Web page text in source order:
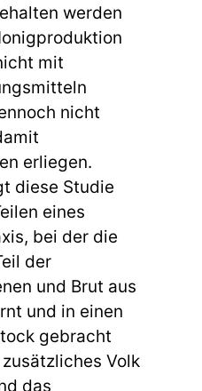
werden
mit
nicht
erliegen.
diese Studie
eines
bei der die
der
und Brut aus
und in einen
gebracht
Volk
das